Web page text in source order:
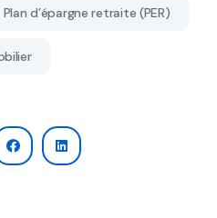
Plan d’épargne retraite (PER)